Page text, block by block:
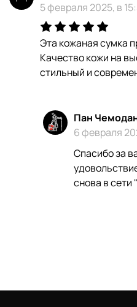
5 февраля 2025, в
Эта кожаная сумка
Качество кожи на
стильный и
Пан
6 февраля
Спасибо за
снова в сети